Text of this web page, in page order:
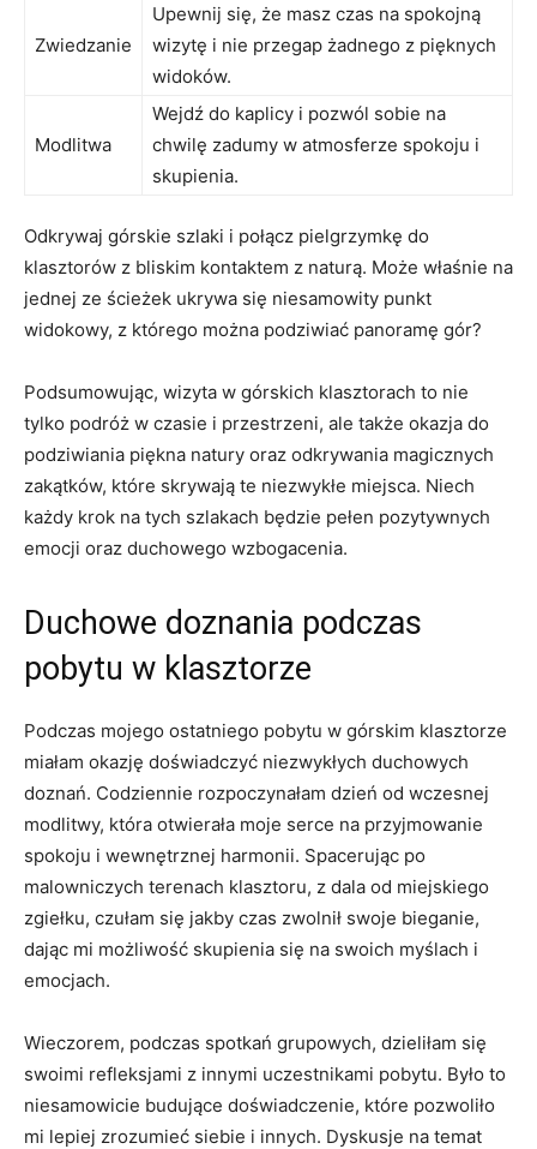
Zwiedzanie
Upewnij się, że masz czas na spokojną
wizytę i nie przegap żadnego z pięknych
widoków.
Modlitwa
Wejdź do kaplicy i pozwól sobie ‍na
chwilę zadumy w atmosferze spokoju i
skupienia.
Odkrywaj górskie szlaki i połącz pielgrzymkę do
klasztorów z bliskim kontaktem z naturą. Może właśnie na
jednej ze ścieżek ukrywa się‍ niesamowity punkt
widokowy, z którego można podziwiać‍ panoramę gór?
Podsumowując,⁢ wizyta w górskich klasztorach to nie
tylko podróż w czasie‌ i przestrzeni, ale także okazja do
podziwiania piękna natury oraz odkrywania magicznych⁣
zakątków, które skrywają te niezwykłe miejsca. Niech
każdy krok na tych szlakach będzie pełen pozytywnych
emocji oraz duchowego wzbogacenia.
Duchowe⁢ doznania podczas
pobytu ⁣w klasztorze
Podczas mojego ⁤ostatniego pobytu w górskim klasztorze
miałam okazję doświadczyć ‍niezwykłych duchowych
doznań.​ Codziennie ⁢rozpoczynałam dzień od wczesnej
modlitwy, która otwierała moje serce na przyjmowanie
spokoju i wewnętrznej harmonii. Spacerując po
malowniczych terenach klasztoru, z dala od⁣ miejskiego​
zgiełku, czułam ‍się jakby czas zwolnił swoje bieganie,
dając mi możliwość skupienia się na ‌swoich myślach‍ i
emocjach.
Wieczorem, podczas spotkań grupowych, dzieliłam się
swoimi refleksjami z innymi uczestnikami pobytu. Było⁢ to
niesamowicie budujące doświadczenie, które pozwoliło
mi lepiej zrozumieć siebie i innych. Dyskusje na temat